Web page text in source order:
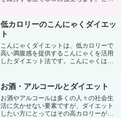
を紹介します。野菜・豆類 リーフィーグ
リーンズ（葉物野菜）:...
低カロリーのこんにゃくダイエッ
ト
こんにゃくダイエットは、低カロリーで
高い満腹感を提供するこんにゃくを活用
したダイエット法です。こんにゃくは日
な食材として広く利用されています。こ
こでは、こんにゃくダイエ...
お酒・アルコールとダイエット
お酒やアルコールは多くの人々の社会生
活に欠かせない要素ですが、ダイエット
したい方にとってはその高カロリーが気